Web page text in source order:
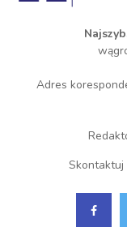
Adres
Skontaktuj